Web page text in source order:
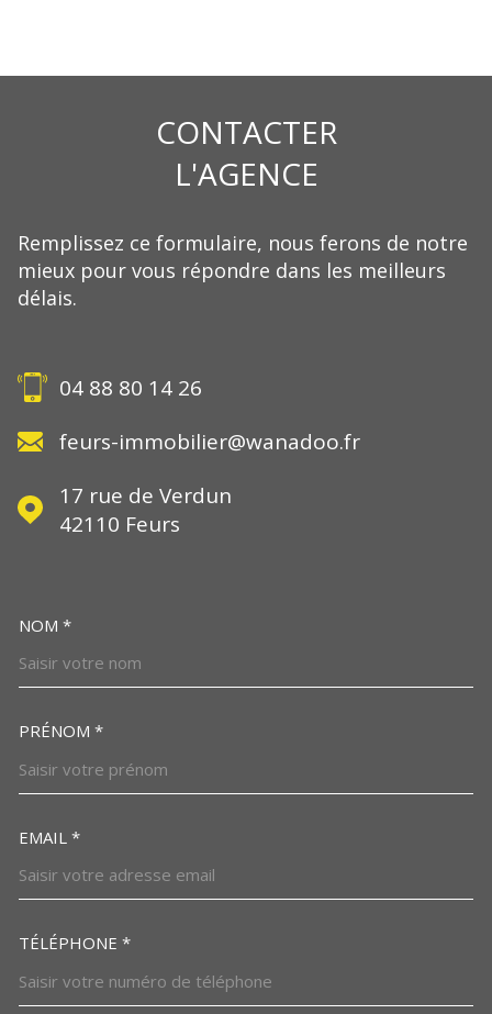
CONTACTER
L'AGENCE
Remplissez ce formulaire, nous ferons de notre
mieux pour vous répondre dans les meilleurs
délais.
04 88 80 14 26
feurs-immobilier@wanadoo.fr
17 rue de Verdun
42110
Feurs
NOM *
PRÉNOM *
EMAIL *
TÉLÉPHONE *